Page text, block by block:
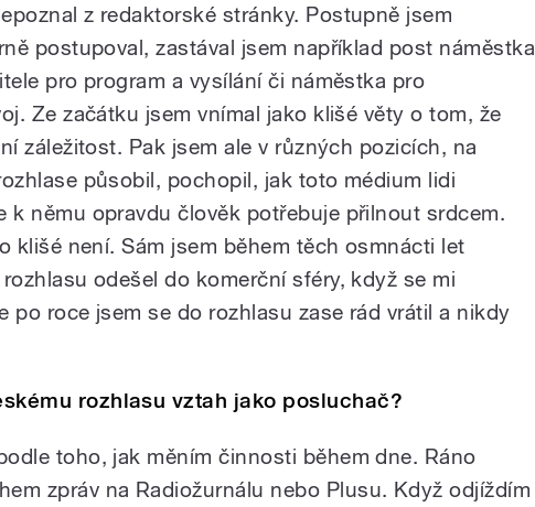
z redaktorské stránky. Postupně jsem
postupoval, zastával jsem například post náměstka
pro program a vysílání či náměstka pro
Ze začátku jsem vnímal jako klišé věty o tom, že
záležitost. Pak jsem ale v různých pozicích, na
působil, pochopil, jak toto médium lidi
k němu opravdu člověk potřebuje přilnout srdcem.
klišé není. Sám jsem během těch osmnácti let
odešel do komerční sféry, když se mi
po roce jsem se do rozhlasu zase rád vrátil a nikdy
rozhlasu vztah jako posluchač?
toho, jak měním činnosti během dne. Ráno
zpráv na Radiožurnálu nebo Plusu. Když odjíždím